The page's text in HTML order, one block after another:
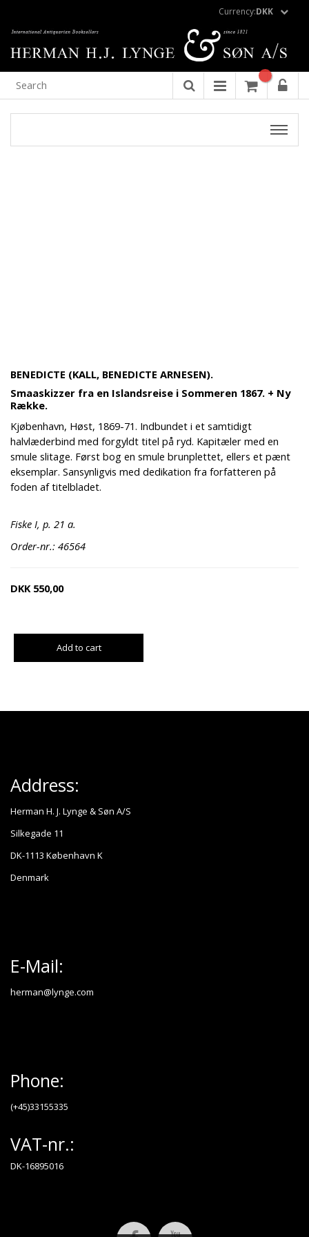
Currency:DKK
BENEDICTE (KALL, BENEDICTE ARNESEN).
Smaaskizzer fra en Islandsreise i Sommeren 1867. + Ny
Række.
Kjøbenhavn, Høst, 1869-71. Indbundet i et samtidigt
halvlæderbind med forgyldt titel på ryd. Kapitæler med en
smule slitage. Først bog en smule brunplettet, ellers et pænt
eksemplar. Sansynligvis med dedikation fra forfatteren på
foden af titelbladet.
Fiske I, p. 21 a.
Order-nr.: 46564
DKK 550,00
Add to cart
Address:
Herman H. J. Lynge & Søn A/S
Silkegade 11
DK-1113 København K
Denmark
E-Mail:
herman@lynge.com
Phone:
(+45)33155335
VAT-nr.:
DK-16895016